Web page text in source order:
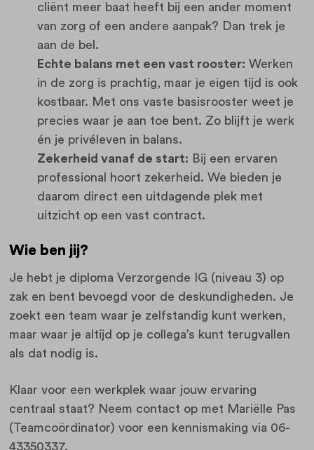
cliënt meer baat heeft bij een ander moment
van zorg of een andere aanpak? Dan trek je
aan de bel.
Echte balans met een vast rooster: Werken
in de zorg is prachtig, maar je eigen tijd is ook
kostbaar. Met ons vaste basisrooster weet je
precies waar je aan toe bent. Zo blijft je werk
én je privéleven in balans.
Zekerheid vanaf de start: Bij een ervaren
professional hoort zekerheid. We bieden je
daarom direct een uitdagende plek met
uitzicht op een vast contract.
Wie ben jij?
Je hebt je diploma Verzorgende IG (niveau 3) op
zak en bent bevoegd voor de deskundigheden. Je
zoekt een team waar je zelfstandig kunt werken,
maar waar je altijd op je collega’s kunt terugvallen
als dat nodig is.
Klaar voor een werkplek waar jouw ervaring
centraal staat? Neem contact op met Mariëlle Pas
(Teamcoördinator) voor een kennismaking via 06-
43350337.